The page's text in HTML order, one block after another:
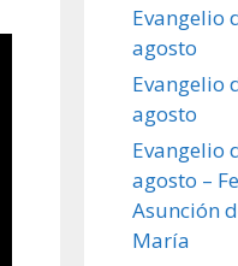
Evangelio
agosto
Evangelio
agosto
Evangelio
agosto –
Asunción
María